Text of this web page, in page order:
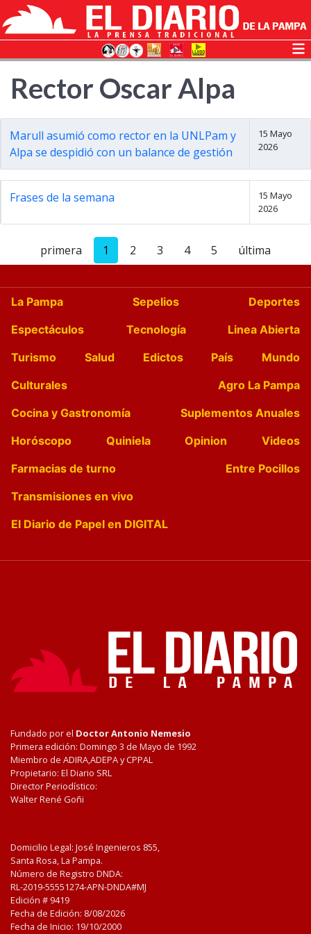
Rector Oscar Alpa
Marull asumió como rector en la UNLPam y
Alpa se despidió con un balance de gestión
15 Mayo
2026
Frases de la semana
15 Mayo
2026
primera 1 2 3 4 5 última
La Pampa Sepelios
Deportes
Espectáculos
Tecnología
Linea Abierta
Turismo
Salud Edictos País
Mundo
Culturales
Agro La Pampa
Cocina y Gastronomía
Suplementos Anuales
Horóscopo
Quiniela Opinion
Videos
Farmacias de turno
Entre Pocillos
Transmisiones en vivo
El Diario de Papel en DIGITAL
Fundado por el Doctor Antonio Nemesio
Primera edición: Domingo 3 de Mayo de 1992
Miembro de ADIRA,ADEPA y CPPAL
Propietario: El Diario SRL
Director Periodístico:
Walter René Goñi
Domicilio Legal: José Ingenieros 855,
Santa Rosa, La Pampa.
Número de Registro DNDA:
RL-2019-55551274-APN-DNDA#MJ
Edición # 9419
Fecha de Edición: 8/08/2026
Fecha de Inicio: 19/10/2000